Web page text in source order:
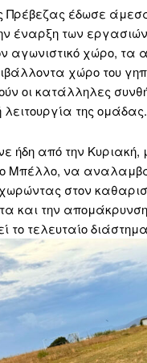
Πρέβεζας έδωσε
έναρξη των εργασιών,
αγωνιστικό χώρο, τα
χώρο του
οι κατάλληλες
της ομάδας.
ήδη από την Κυριακή,
Μπέλλο, να
στον
και την
το τελευταίο